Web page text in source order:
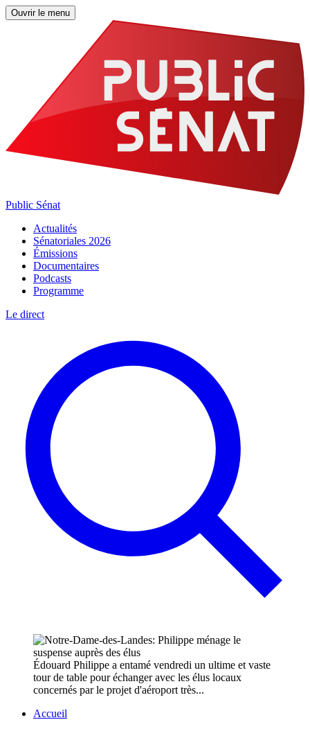
Ouvrir le menu
Public Sénat
Actualités
Sénatoriales 2026
Émissions
Documentaires
Podcasts
Programme
Le direct
Édouard Philippe a entamé vendredi un ultime et vaste
tour de table pour échanger avec les élus locaux
concernés par le projet d'aéroport très...
Accueil